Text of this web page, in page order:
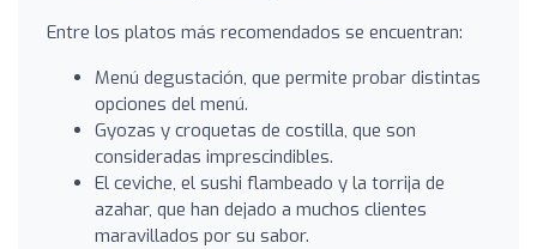
Entre los platos más recomendados se encuentran:
Menú degustación, que permite probar distintas
opciones del menú.
Gyozas y croquetas de costilla, que son
consideradas imprescindibles.
El ceviche, el sushi flambeado y la torrija de
azahar, que han dejado a muchos clientes
maravillados por su sabor.